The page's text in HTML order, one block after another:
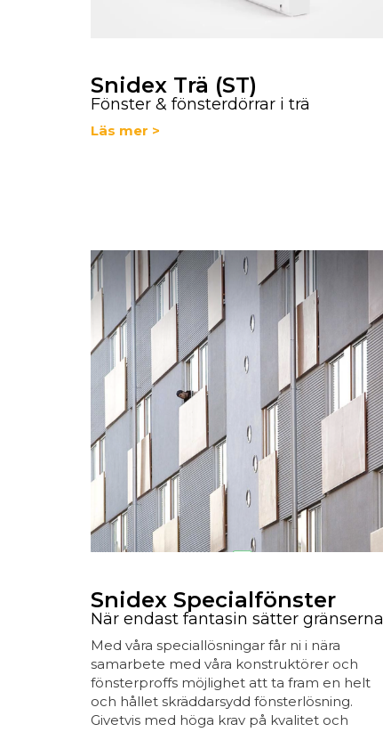
Snidex Trä (ST)
Fönster & fönsterdörrar i trä
Läs mer >
Snidex Specialfönster
När endast fantasin sätter gränserna
Med våra speciallösningar får ni i nära
samarbete med våra konstruktörer och
fönsterproffs möjlighet att ta fram en helt
och hållet skräddarsydd fönsterlösning.
Givetvis med höga krav på kvalitet och